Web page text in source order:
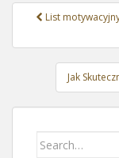
Nawigacja
List
Jak
Search